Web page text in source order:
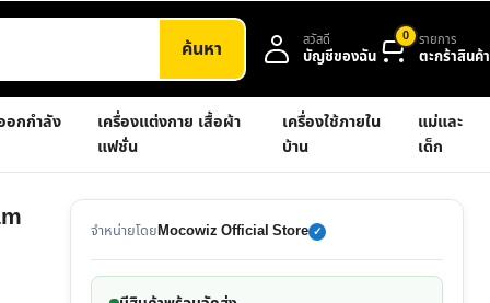
ค้นหา สวัสดี
บัญชีของฉัน
0 รายการ
ตะกร้าสินค้า
อกกำลัง
เครื่องแต่งกาย เสื้อผ้า
แฟชั่น
เครื่องใช้ภายใน
บ้าน
แม่และ
เด็ก
จำหน่ายโดยMocowiz Official Store ✓